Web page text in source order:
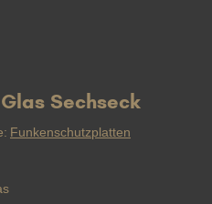
Sechseck
Funkenschutzplatten